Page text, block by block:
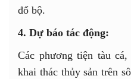
đổ bộ.
4. Dự báo tác động:
Các phương tiện tàu
khai thác thủy sản trên